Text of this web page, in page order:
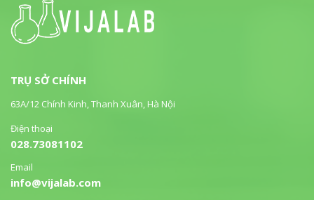
TRỤ SỞ CHÍNH
63A/12 Chính Kinh, Thanh Xuân, Hà Nội
Điện thoại
028.73081102
Email
info@vijalab.com